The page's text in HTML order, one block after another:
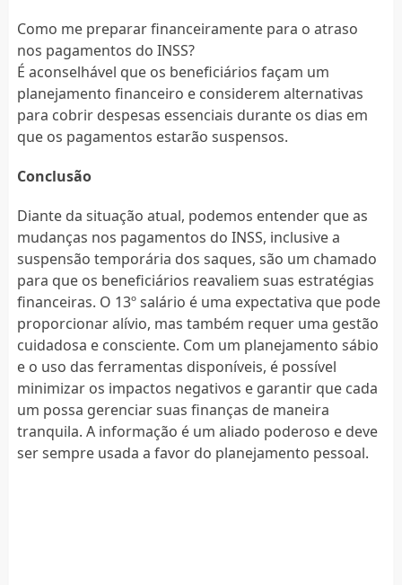
Como me preparar financeiramente para o atraso
nos pagamentos do INSS?
É aconselhável que os beneficiários façam um
planejamento financeiro e considerem alternativas
para cobrir despesas essenciais durante os dias em
que os pagamentos estarão suspensos.
Conclusão
Diante da situação atual, podemos entender que as
mudanças nos pagamentos do INSS, inclusive a
suspensão temporária dos saques, são um chamado
para que os beneficiários reavaliem suas estratégias
financeiras. O 13º salário é uma expectativa que pode
proporcionar alívio, mas também requer uma gestão
cuidadosa e consciente. Com um planejamento sábio
e o uso das ferramentas disponíveis, é possível
minimizar os impactos negativos e garantir que cada
um possa gerenciar suas finanças de maneira
tranquila. A informação é um aliado poderoso e deve
ser sempre usada a favor do planejamento pessoal.